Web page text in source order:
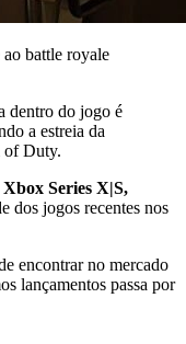
ao battle royale
dentro do jogo é
a estreia da
of Duty.
Xbox Series X|S,
dos jogos recentes nos
encontrar no mercado
lançamentos passa por